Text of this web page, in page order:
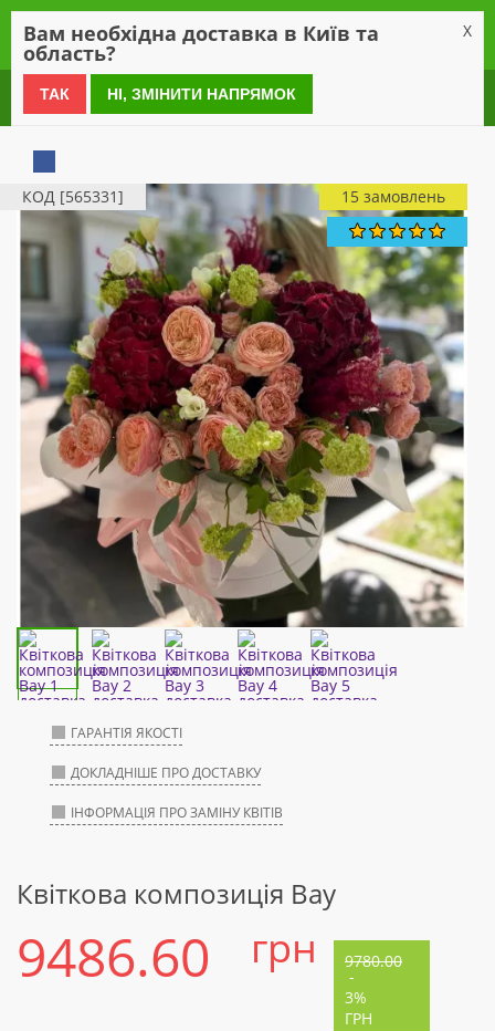
0 800 21 54 55
КОД [565331] 15 замовлень
ГАРАНТІЯ ЯКОСТІ
ДОКЛАДНІШЕ ПРО ДОСТАВКУ
ІНФОРМАЦІЯ ПРО ЗАМІНУ КВІТІВ
Квіткова композиція Вау
9486.60 грн 9780.00
-
3%
ГРН
Вам необхідна доставка в Київ та
область?
X
ТАК НІ, ЗМІНИТИ НАПРЯМОК